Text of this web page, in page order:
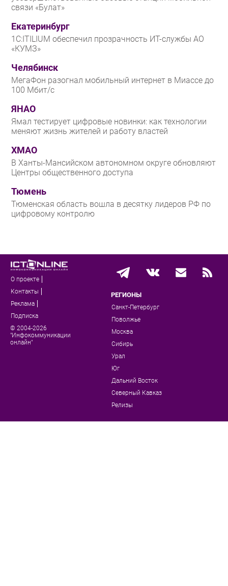
связи «Булат»
Екатеринбург
1С:ITILIUM обеспечил прозрачность ИТ-службы АО
«КУМЗ»
Челябинск
МегаФон разогнал мобильный интернет в Миассе до
100 Мбит/с
ЯНАО
Ямал тестирует цифровые новинки: как технологии
меняют жизнь жителей и работу властей
ХМАО
В Ханты-Мансийском автономном округе обновляют
Центры общественного доступа
Тюмень
Тюменская область вошла в десятку лидеров РФ по
цифровому контролю
О проекте
Контакты
Реклама
Подписка
© 2004-2026
"Инфокоммуникации
онлайн"
РЕГИОНЫ
Санкт-Петербург
Поволжье
Москва
Сибирь
Урал
Юг
Дальний Восток
Северный Кавказ
Релизы